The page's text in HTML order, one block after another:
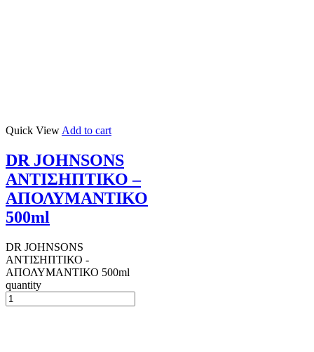
Quick ViewAdd to cart
DR JOHNSONS
ΑΝΤΙΣΗΠΤΙΚΟ –
ΑΠΟΛΥΜΑΝΤΙΚΟ
500ml
DR JOHNSONS
ΑΝΤΙΣΗΠΤΙΚΟ -
ΑΠΟΛΥΜΑΝΤΙΚΟ 500ml
quantity